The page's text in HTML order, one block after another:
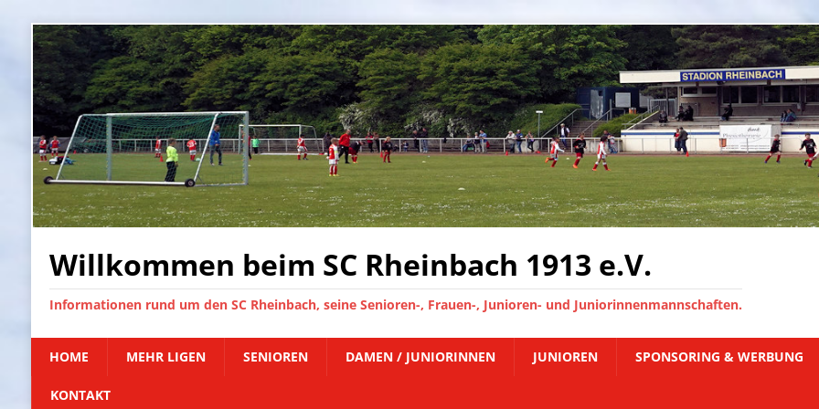
Willkommen beim SC Rheinbach 1913 e.V.
Informationen rund um den SC Rheinbach, seine Senioren-, Frauen-, Junioren- und Juniorinnenmannschaften.
HOME MEHR LIGEN SENIOREN DAMEN / JUNIORINNEN JUNIOREN SPONSORING & WERBUNG
KONTAKT